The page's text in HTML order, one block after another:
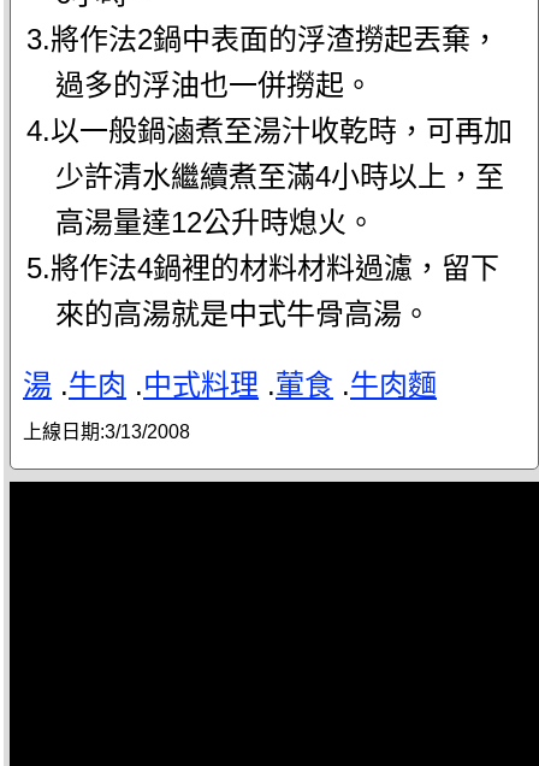
3.將作法2鍋中表面的浮渣撈起丟棄，
過多的浮油也一併撈起。
4.以一般鍋滷煮至湯汁收乾時，可再加
少許清水繼續煮至滿4小時以上，至
高湯量達12公升時熄火。
5.將作法4鍋裡的材料材料過濾，留下
來的高湯就是中式牛骨高湯。
湯 .牛肉 .中式料理 .葷食 .牛肉麵
上線日期:3/13/2008